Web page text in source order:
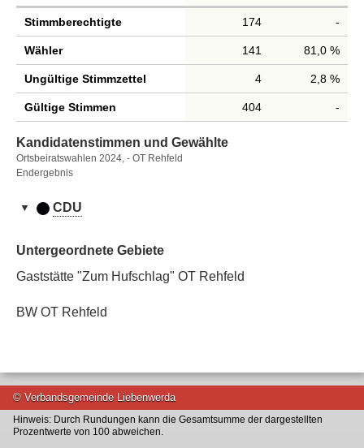
Stimmberechtigte 174 -
Wähler 141 81,0 %
Ungültige Stimmzettel 4 2,8 %
Gültige Stimmen 404 -
Kandidatenstimmen und Gewählte
Ortsbeiratswahlen 2024, - OT Rehfeld
Endergebnis
CDU
Gewählte
Nr.
Name,
1
Maik
2
Menzel,
Kathrin
nach oben
Untergeordnete Gebiete
Gaststätte "Zum Hufschlag" OT Rehfeld
BW OT Rehfeld
© Verbandsgemeinde Liebenwerda
Hinweis: Durch Rundungen kann die Gesamtsumme der dargestellten
Prozentwerte von 100 abweichen.